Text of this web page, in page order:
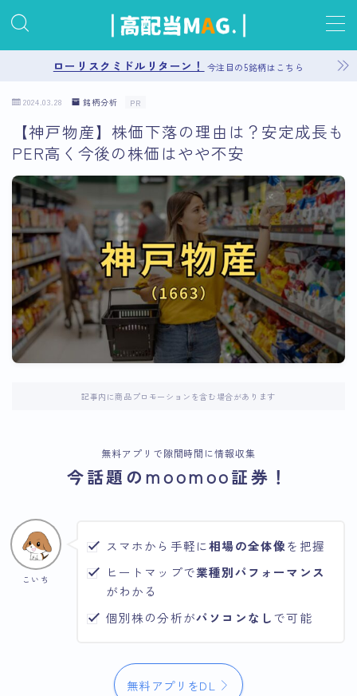
お問い合わせ
プライバシーポリシー
運営者情報
サイトマップ
ローリスクミドルリターン！ 今注目の5銘柄はこちら
2024.03.28 銘柄分析 PR
【神戸物産】株価下落の理由は？安定成長も
PER高く今後の株価はやや不安
記事内に商品プロモーションを含む場合があります
無料アプリで隙間時間に情報収集
今話題のmoomoo証券！
こいち
スマホから手軽に相場の全体像を把握
ヒートマップで業種別パフォーマンス
がわかる
個別株の分析がパソコンなしで可能
無料アプリをDL